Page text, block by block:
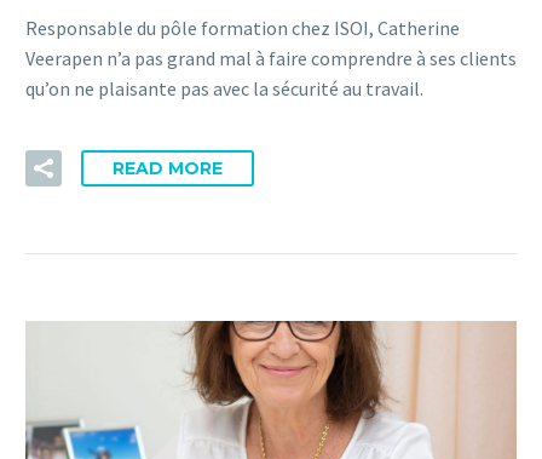
Responsable du pôle formation chez ISOI, Catherine
Veerapen n’a pas grand mal à faire comprendre à ses clients
qu’on ne plaisante pas avec la sécurité au travail.
READ MORE